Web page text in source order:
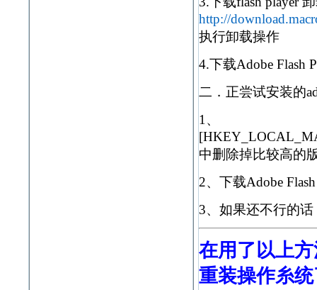
http://
执行卸载操作
4.下载Adobe Flash
二．正尝试安装的
1、
中删除掉比较高的
2、下载Adobe
3、如果还不行的
在用了以上
重装操作糸